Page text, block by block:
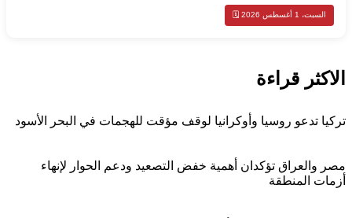
السبت، 1 أغسطس 2026 🗓️
الاكثر قراءة
تركيا تدعو روسيا وأوكرانيا لوقف مؤقت للهجمات في البحر الأسود
مصر والعراق تؤكدان أهمية خفض التصعيد ودعم الحوار لإنهاء
أزمات المنطقة